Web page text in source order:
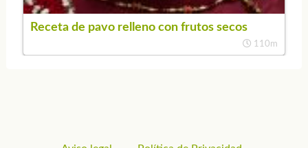
Receta de pavo relleno con frutos secos
110m